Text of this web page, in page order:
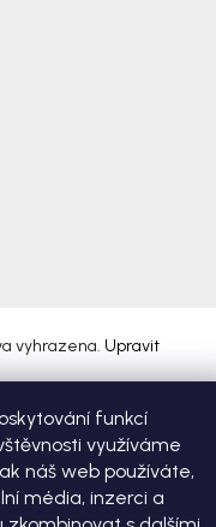
funkcí
využíváme
náš web používáte,
média, inzerci a
vyhrazena. Upravit